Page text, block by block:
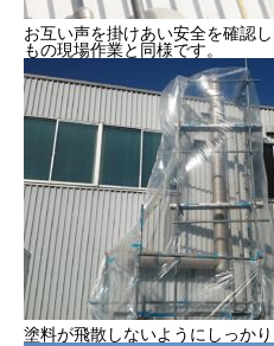
2025年度
官公庁
CONTACT
COMPANY BLOG BUSINESS
お互い声を掛けあい安全を確認
もの現場作業と同様です。
塗料が飛散しないようにしっかり